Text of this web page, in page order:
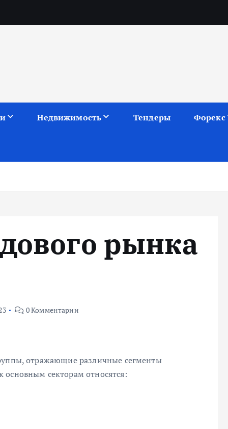
Недвижимость Тендеры Форекс
рынка
0 Комментарии
отражающие различные сегменты
секторам относятся: